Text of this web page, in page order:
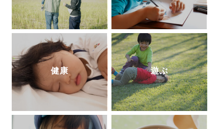
健康 遊ぶ